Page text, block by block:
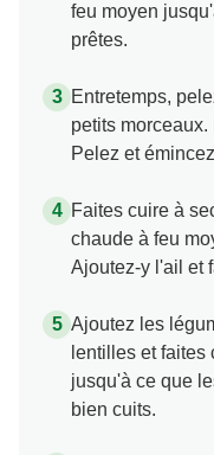
feu moyen
prêtes.
Entretemps,
petits
Pelez et
Faites cuire à
chaude à feu
Ajoutez-y l'ail et
Ajoutez les
lentilles et faites
jusqu'à ce que
bien cuits.